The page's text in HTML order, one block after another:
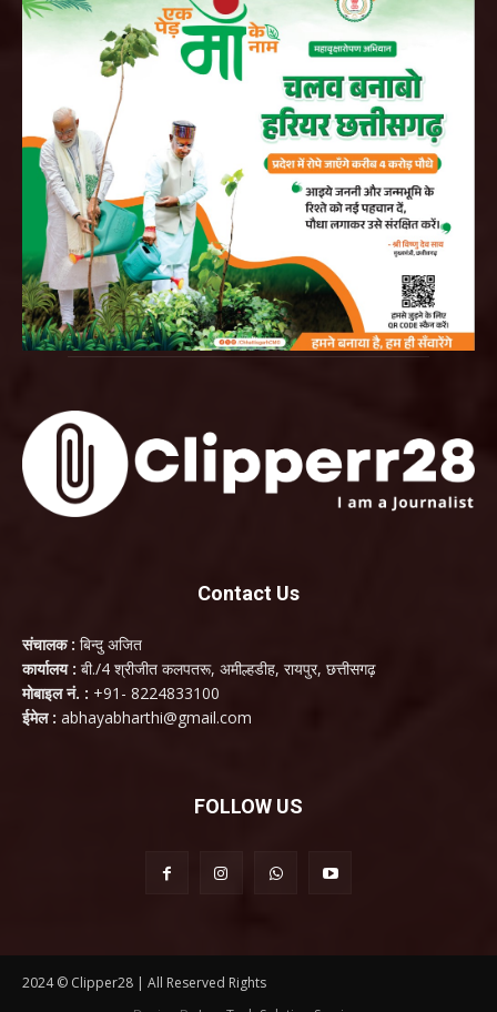
Contact Us
संचालक : बिन्दु अजित
कार्यालय : बी./4 श्रीजीत कलपतरू, अमील्हडीह, रायपुर, छत्तीसगढ़
मोबाइल नं. : +91- 8224833100
ईमेल : abhayabharthi@gmail.com
FOLLOW US
2024 © Clipper28 | All Reserved Rights